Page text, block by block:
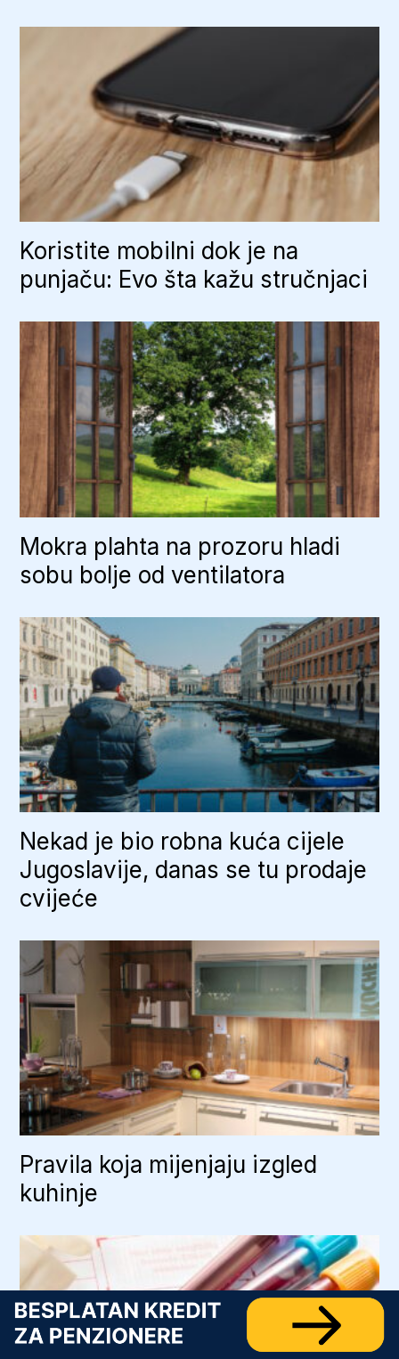
Koristite mobilni dok je na
punjaču: Evo šta kažu stručnjaci
Mokra plahta na prozoru hladi
sobu bolje od ventilatora
Nekad je bio robna kuća cijele
Jugoslavije, danas se tu prodaje
cvijeće
Pravila koja mijenjaju izgled
kuhinje